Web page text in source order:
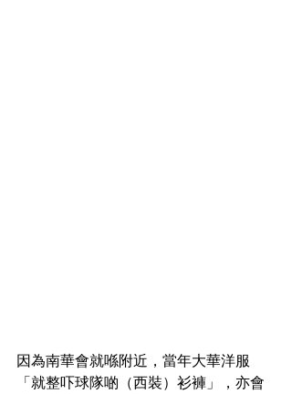
因為南華會就喺附近，當年大華洋服
「就整吓球隊啲（西裝）衫褲」，亦會